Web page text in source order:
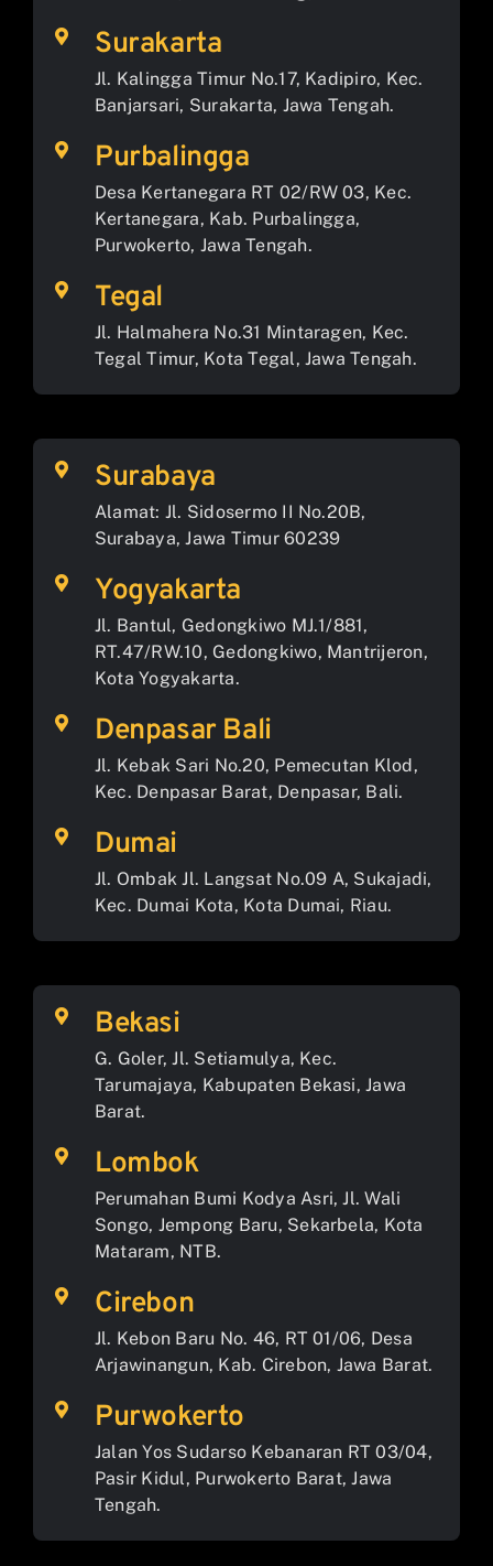
Surakarta
Jl. Kalingga Timur No.17, Kadipiro, Kec.
Banjarsari, Surakarta, Jawa Tengah.
Purbalingga
Desa Kertanegara RT 02/RW 03, Kec.
Kertanegara, Kab. Purbalingga,
Purwokerto, Jawa Tengah.
Tegal
Jl. Halmahera No.31 Mintaragen, Kec.
Tegal Timur, Kota Tegal, Jawa Tengah.
Surabaya
Alamat: Jl. Sidosermo II No.20B,
Surabaya, Jawa Timur 60239
Yogyakarta
Jl. Bantul, Gedongkiwo MJ.1/881,
RT.47/RW.10, Gedongkiwo, Mantrijeron,
Kota Yogyakarta.
Denpasar Bali
Jl. Kebak Sari No.20, Pemecutan Klod,
Kec. Denpasar Barat, Denpasar, Bali.
Dumai
Jl. Ombak Jl. Langsat No.09 A, Sukajadi,
Kec. Dumai Kota, Kota Dumai, Riau.
Bekasi
G. Goler, Jl. Setiamulya, Kec.
Tarumajaya, Kabupaten Bekasi, Jawa
Barat.
Lombok
Perumahan Bumi Kodya Asri, Jl. Wali
Songo, Jempong Baru, Sekarbela, Kota
Mataram, NTB.
Cirebon
Jl. Kebon Baru No. 46, RT 01/06, Desa
Arjawinangun, Kab. Cirebon, Jawa Barat.
Purwokerto
Jalan Yos Sudarso Kebanaran RT 03/04,
Pasir Kidul, Purwokerto Barat, Jawa
Tengah.